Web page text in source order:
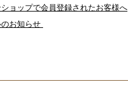
ショップで会員登録されたお客様へ
お知らせ